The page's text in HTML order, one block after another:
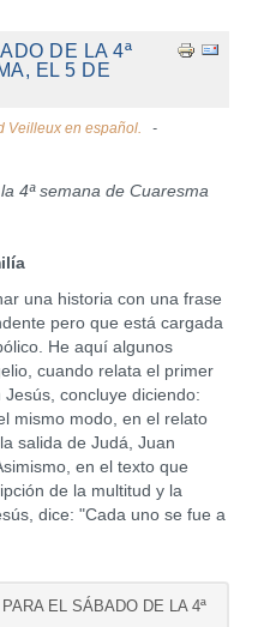
DE LA 4ª
EL 5 DE
Veilleux en español.
4ª semana de Cuaresma
una historia con una frase
pero que está cargada
He aquí algunos
cuando relata el primer
concluye diciendo:
mismo modo, en el relato
salida de Judá, Juan
en el texto que
de la multitud y la
dice: "Cada uno se fue a
EL SÁBADO DE LA 4ª